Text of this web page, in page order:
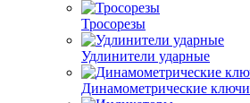
Тросорезы
Удлинители ударные
Динамометрические ключи